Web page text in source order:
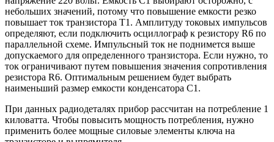
небольших значений, потому что повышение емкости резко
повышает ток транзистора Т1. Амплитуду токовых импульсов
определяют, если подключить осциллограф к резистору R6 по
параллельной схеме. Импульсный ток не поднимется выше
допускаемого для определенного транзистора. Если нужно, то
ток ограничивают путем повышения значения сопротивления
резистора R6. Оптимальным решением будет выбрать
наименьший размер емкости конденсатора С1.
При данных радиодеталях прибор рассчитан на потребление 1
киловатта. Чтобы повысить мощность потребления, нужно
применить более мощные силовые элементы ключа на